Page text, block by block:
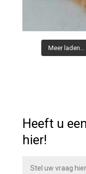
Meer laden…
Heeft u
hier!